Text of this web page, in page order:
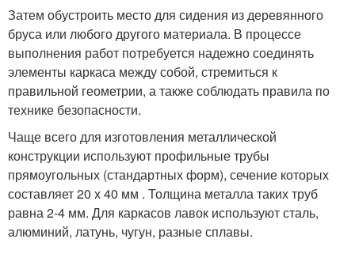
Затем обустроить место для сидения из деревянного
бруса или любого другого материала. В процессе
выполнения работ потребуется надежно соединять
элементы каркаса между собой, стремиться к
правильной геометрии, а также соблюдать правила по
технике безопасности.
Чаще всего для изготовления металлической
конструкции используют профильные трубы
прямоугольных (стандартных форм), сечение которых
составляет 20 х 40 мм . Толщина металла таких труб
равна 2-4 мм. Для каркасов лавок используют сталь,
алюминий, латунь, чугун, разные сплавы.